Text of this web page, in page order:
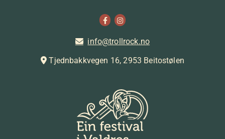
 info@trollrock.no
 Tjednbakkvegen 16, 2953 Beitostølen